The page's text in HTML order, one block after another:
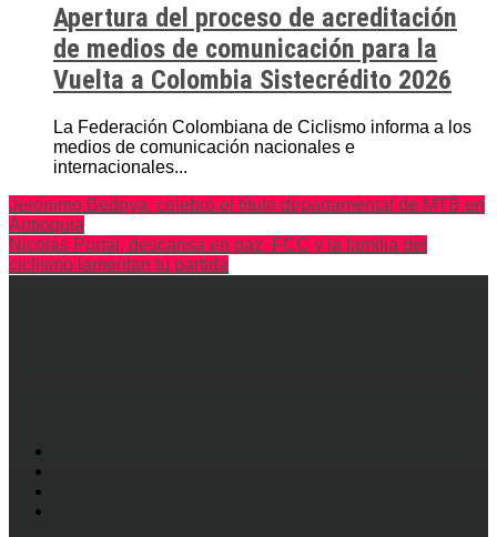
Apertura del proceso de acreditación
de medios de comunicación para la
Vuelta a Colombia Sistecrédito 2026
La Federación Colombiana de Ciclismo informa a los
medios de comunicación nacionales e
internacionales...
Jerónimo Bedoya, celebró el título departamental de MTB en
Antioquia
Nicolás Portal, descansa en paz, FCC y la familia del
ciclismo lamentan tu partida